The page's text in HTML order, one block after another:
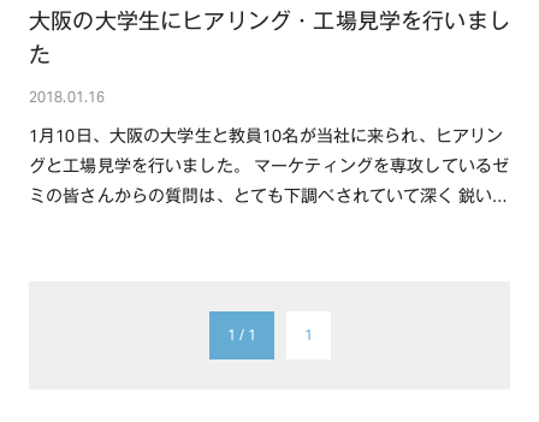
大阪の大学生にヒアリング・工場見学を行いまし
た
2018.01.16
1月10日、大阪の大学生と教員10名が当社に来られ、ヒアリン
グと工場見学を行いました。 マーケティングを専攻しているゼ
ミの皆さんからの質問は、とても下調べされていて深く 鋭い質
1 / 1 1
CSR
RECRUIT
CONTACT